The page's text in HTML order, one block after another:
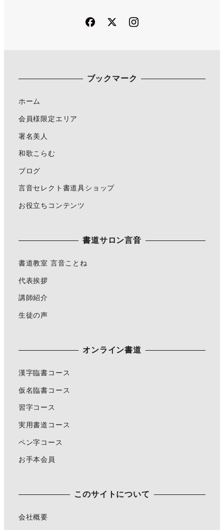
FacebookTwitterInstagram
ブックマーク
ホーム
会員様限定エリア
署名美人
和歌こらむ
ブログ
言音セレクト書道具ショップ
お役立ちコンテンツ
書道サロン言音
書道教室 言音ことね
代表挨拶
講師紹介
生徒の声
オンライン書道
漢字臨書コース
仮名臨書コース
習字コース
実用書道コース
ペン字コース
お手本会員
このサイトについて
会社概要